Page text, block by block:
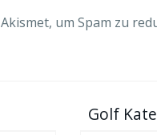
um Spam zu
Golf